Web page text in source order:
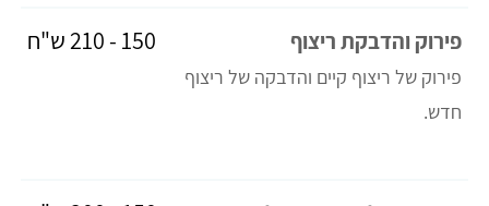
פירוק והדבקת ריצוף
פירוק של ריצוף קיים והדבקה של ריצוף
חדש.
150 - 210 ש"ח